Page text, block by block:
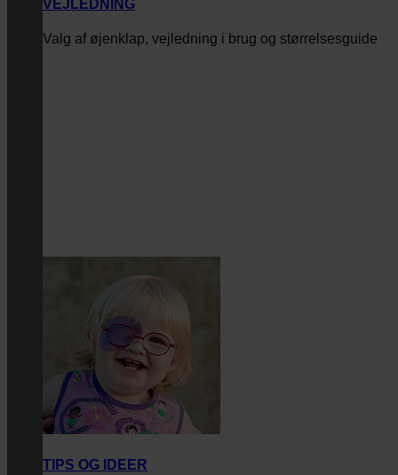
VEJLEDNING
Valg af øjenklap, vejledning i brug og størrelsesguide
TIPS OG IDEER